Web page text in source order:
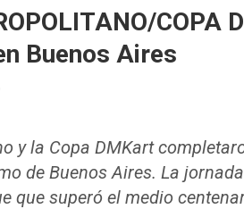
COPA
Buenos Aires
y la Copa DMKart
de Buenos Aires. La
que superó el medio